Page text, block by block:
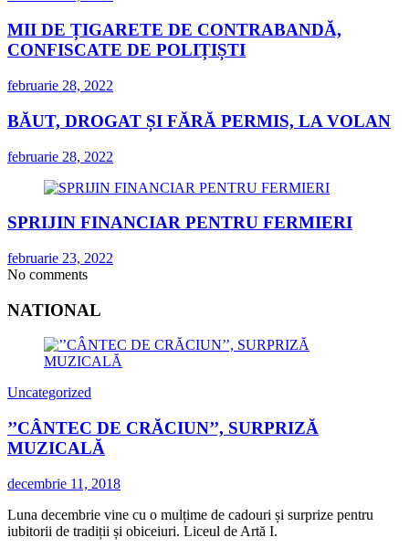
MII DE ȚIGARETE DE CONTRABANDĂ,
CONFISCATE DE POLIȚIȘTI
februarie 28, 2022
BĂUT, DROGAT ȘI FĂRĂ PERMIS, LA VOLAN
februarie 28, 2022
SPRIJIN FINANCIAR PENTRU FERMIERI
februarie 23, 2022
No comments
NATIONAL
Uncategorized
’’CÂNTEC DE CRĂCIUN’’, SURPRIZĂ
MUZICALĂ
decembrie 11, 2018
Luna decembrie vine cu o mulțime de cadouri și surprize pentru
iubitorii de tradiții și obiceiuri. Liceul de Artă I.